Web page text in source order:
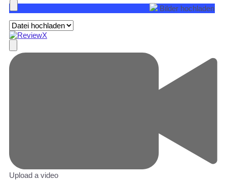
Bilder hochladen
Upload a video